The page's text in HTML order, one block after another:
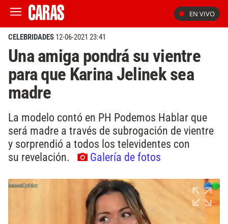
EN VIVO
CELEBRIDADES 12-06-2021 23:41
Una amiga pondrá su vientre
para que Karina Jelinek sea
madre
La modelo contó en PH Podemos Hablar que
será madre a través de subrogación de vientre
y sorprendió a todos los televidentes con
su revelación.
Galería de fotos